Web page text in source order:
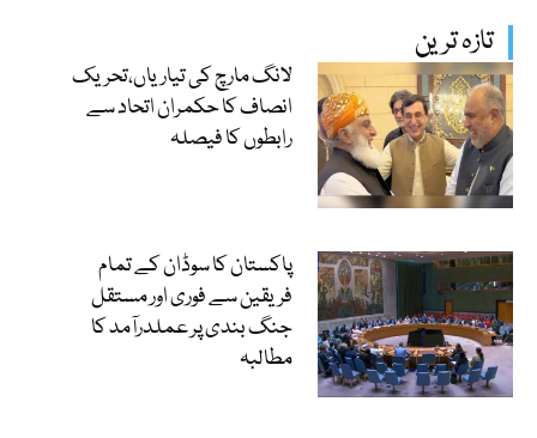
تازہ ترین
لانگ مارچ کی تیاریاں،تحریک
انصاف کا حکمران اتحاد سے
رابطوں کا فیصلہ
پاکستان کا سوڈان کے تمام
فریقین سے فوری اور مستقل
جنگ بندی پر عملدرآمد کا
مطالبہ